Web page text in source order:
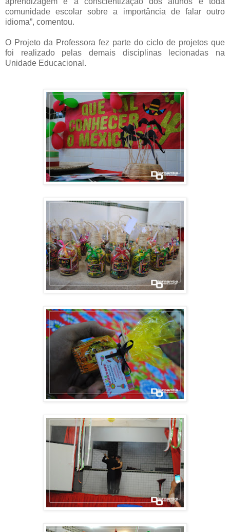
comunidade escolar sobre a importância de falar outro
idioma”, comentou.
O Projeto da Professora fez parte do ciclo de projetos que
foi realizado pelas demais disciplinas lecionadas na
Unidade Educacional.